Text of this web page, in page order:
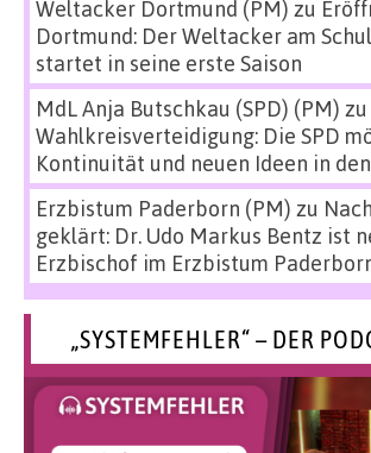
Weltacker Dortmund (PM) zu
Dortmund: Der Weltacker am
startet in seine erste Saison
MdL Anja Butschkau (SPD) (PM) zu
Wahlkreisverteidigung: Die SPD
Kontinuität und neuen Ideen in
Erzbistum Paderborn (PM) zu
geklärt: Dr. Udo Markus Bentz ist
Erzbischof im Erzbistum
„SYSTEMFEHLER“ – DER